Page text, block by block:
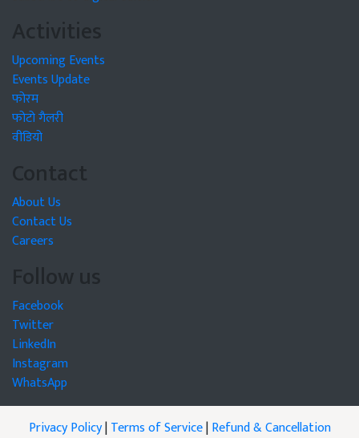
Activities
Upcoming Events
Events Update
फोरम
फोटो गैलरी
वीडियो
Contact
About Us
Contact Us
Careers
Follow us
Facebook
Twitter
LinkedIn
Instagram
WhatsApp
Privacy Policy|Terms of Service|Refund & Cancellation